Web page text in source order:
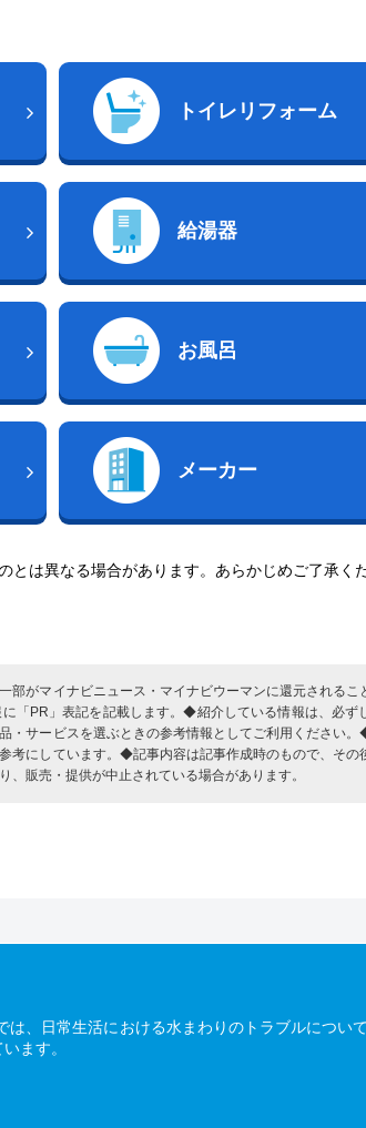
トイレリフォーム
給湯器
お風呂
メーカー
は異なる場合があります。あらかじめご了承くだ
部がマイナビニュース・マイナビウーマンに還元される
「PR」表記を記載します。◆紹介している情報は、必ず
・サービスを選ぶときの参考情報としてご利用ください
考にしています。◆記事内容は記事作成時のもので、その
販売・提供が中止されている場合があります。
、日常生活における水まわりのトラブルについ
ます。